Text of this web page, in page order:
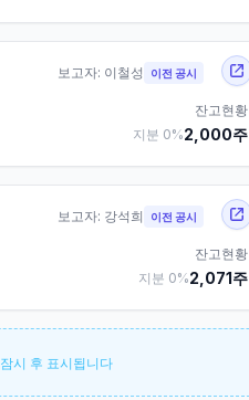
보고자: 이철성 이전 공시
잔고현황
지분 0%2,000주
보고자: 강석희 이전 공시
잔고현황
지분 0%2,071주
잠시 후 표시됩니다